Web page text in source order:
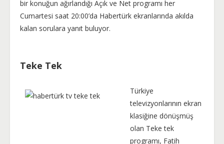
bir konuğun ağırlandığı Açık ve Net programı her
Cumartesi saat 20:00’da Habertürk ekranlarında akılda
kalan sorulara yanıt buluyor.
Teke Tek
Türkiye
televizyonlarının ekran
klasiğine dönüşmüş
olan Teke tek
programı, Fatih